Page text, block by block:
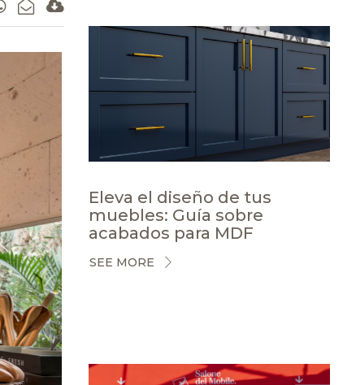
Eleva el diseño de tus
muebles: Guía sobre
acabados para MDF
SEE MORE